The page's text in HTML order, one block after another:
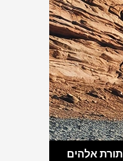
תורת אלהים